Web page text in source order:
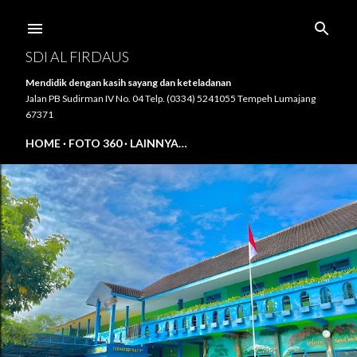
SDI AL FIRDAUS
Mendidik dengan kasih sayang dan keteladanan
Jalan PB Sudirman IV No. 04 Telp. (0334) 5241055 Tempeh Lumajang
67371
HOME FOTO 360 LAINNYA…